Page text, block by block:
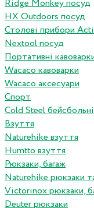
Ridge Monkey посуд
HX Outdoors посуд
Столові прибори
Nextool посуд
Портативні
Wacaco кавоварки
Wacaco аксесуари
Спорт
Cold Steel
Взуття
Naturehike взуття
Humtto взуття
Рюкзаки, багаж
Naturehike рюкзаки
Victorinox рюкзаки,
Deuter рюкзаки